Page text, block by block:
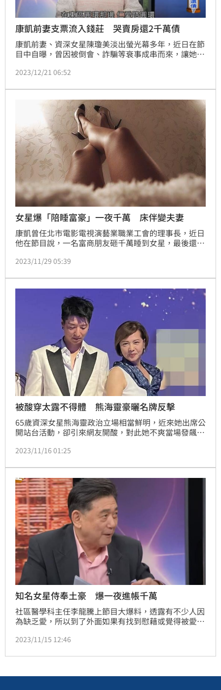
康凱前妻支票流入錢莊 哭賣房還2千萬債
康凱前妻、資深女星陳瓊美淡出螢光幕多年，近日在節
目中自曝，曾因被倒會、詐騙等衰事成串而來，讓她一
才撿回一命，也透露自己其實曾經有一棟仁愛路圓環的
記者鍾智凱／台北報導
2023/12/21 06:52
女星爆「陪睡富豪」一夜千萬 床伴變夫妻
康凱曾任北市電影電視演藝業職業工會的理事長，近日
他在節目說，一名富商朋友砸千萬睡到女星，最後還結
不料，朋友一句話讓他綠光罩頂。
2023/11/29 05:39
被酸穿太露不得體 熊海靈豪曬名牌反擊
65歲資深女星熊海靈政治立場相當鮮明，近來她出席公
開站台活動，卻引來網友開酸，對此她不爽當場發飆，
綜合報導
2023/11/16 01:25
知名女星侍奉土豪 爆一夜進帳千萬
社區醫學科主任李龍騰上節目大爆料，透露有不少人因
為缺乏愛，所以到了外面如果有找到慰藉或覺得被愛，
龍騰爆如果要找藝人是會上千萬的，康凱也爆料有女星
北報導
2023/11/15 12:46